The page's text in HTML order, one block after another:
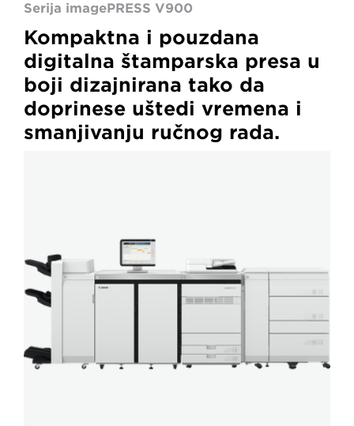
Serija imagePRESS V900
Kompaktna i pouzdana
digitalna štamparska presa u
boji dizajnirana tako da
doprinese uštedi vremena i
smanjivanju ručnog rada.